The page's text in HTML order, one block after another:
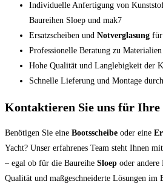
Individuelle Anfertigung von
Baureihen Sloep und mak7
Ersatzscheiben und Notverglasung für
Professionelle Beratung zu
Hohe Qualität und Langlebigkeit der
Schnelle Lieferung und Montage
Kontaktieren Sie uns für Ihre
Benötigen Sie eine Bootsscheibe oder eine
Yacht? Unser erfahrenes Team steht Ihnen
– egal ob für die Baureihe Sloep oder
Qualität und maßgeschneiderte Lösungen im